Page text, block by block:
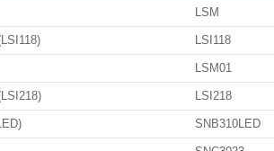
LSM
LSI118
LSM01
LSI218
SNB310LED